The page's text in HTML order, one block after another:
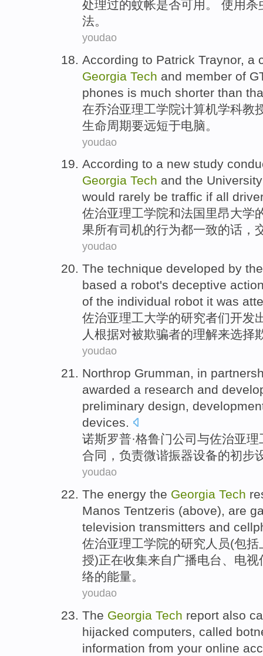
处理过的蚊帐是否可用。 使用杀
法。
youdao
According to Patrick Traynor, a
Georgia Tech and member of
phones is much shorter than
在乔治亚理工学院计算机学科教
生命周期要远短于电脑。
youdao
According to a new study
Georgia Tech and the University
would rarely be traffic if all
佐治亚理工学院和法国 里昂大学
果所有司机的行为都一致的话，
youdao
The technique developed by
based a robot's deceptive
of the individual robot it was
佐治亚理工大学的研究者们开发
人 根据对被欺骗者的理解来选择
youdao
Northrop Grumman, in
awarded a research and
preliminary design,
devices.
诺斯罗普·格鲁门公司 与佐治亚理
合同 ，负责微谐振器设备的初步
youdao
The energy the Georgia Tech
Manos Tentzeris (above), are
television transmitters and
佐治亚理工学院的研究人员(包括
授)正在收集来自 广播电台、 电视
络的能量。
youdao
The Georgia Tech report also
hijacked computers called
information from your online